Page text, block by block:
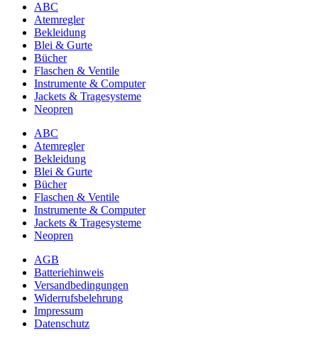
ABC
Atemregler
Bekleidung
Blei & Gurte
Bücher
Flaschen & Ventile
Instrumente & Computer
Jackets & Tragesysteme
Neopren
ABC
Atemregler
Bekleidung
Blei & Gurte
Bücher
Flaschen & Ventile
Instrumente & Computer
Jackets & Tragesysteme
Neopren
AGB
Batteriehinweis
Versandbedingungen
Widerrufsbelehrung
Impressum
Datenschutz